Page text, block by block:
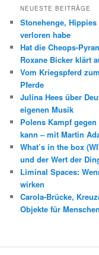
NEUESTE BEITRÄGE
Stonehenge,
verloren habe
Hat die Cheops-
Roxane Bicker klärt
Vom Kriegspferd
Pferde
Julina Hees über
eigenen Musik
Polens Kampf
kann – mit Martin
What’s in the box
und der Wert der
Liminal Spaces:
wirken
Carola-Brücke,
Objekte für